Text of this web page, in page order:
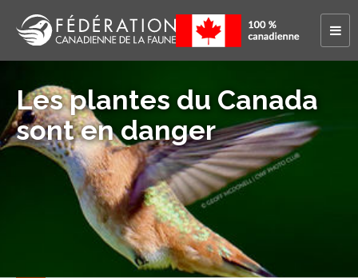
Les plantes du Canada
sont en danger